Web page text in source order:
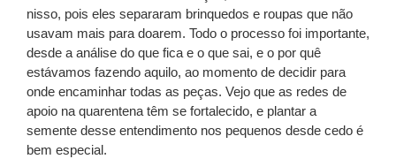
nisso, pois eles separaram brinquedos e roupas que não
usavam mais para doarem. Todo o processo foi importante,
desde a análise do que fica e o que sai, e o por quê
estávamos fazendo aquilo, ao momento de decidir para
onde encaminhar todas as peças. Vejo que as redes de
apoio na quarentena têm se fortalecido, e plantar a
semente desse entendimento nos pequenos desde cedo é
bem especial.